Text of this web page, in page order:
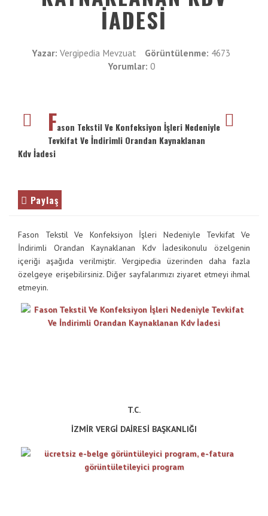
İADESI
Yazar: Vergipedia Mevzuat Görüntülenme: 4673
Yorumlar: 0
Fason Tekstil Ve Konfeksiyon İşleri Nedeniyle
Tevkifat Ve İndirimli Orandan Kaynaklanan
Kdv İadesi
Paylaş
Fason Tekstil Ve Konfeksiyon İşleri Nedeniyle Tevkifat Ve
İndirimli Orandan Kaynaklanan Kdv İadesikonulu özelgenin
içeriği aşağıda verilmiştir. Vergipedia üzerinden daha fazla
özelgeye erişebilirsiniz. Diğer sayfalarımızı ziyaret etmeyi ihmal
etmeyin.
T.C.
İZMİR VERGİ DAİRESİ BAŞKANLIĞI
İletişim
Galeri
YADA